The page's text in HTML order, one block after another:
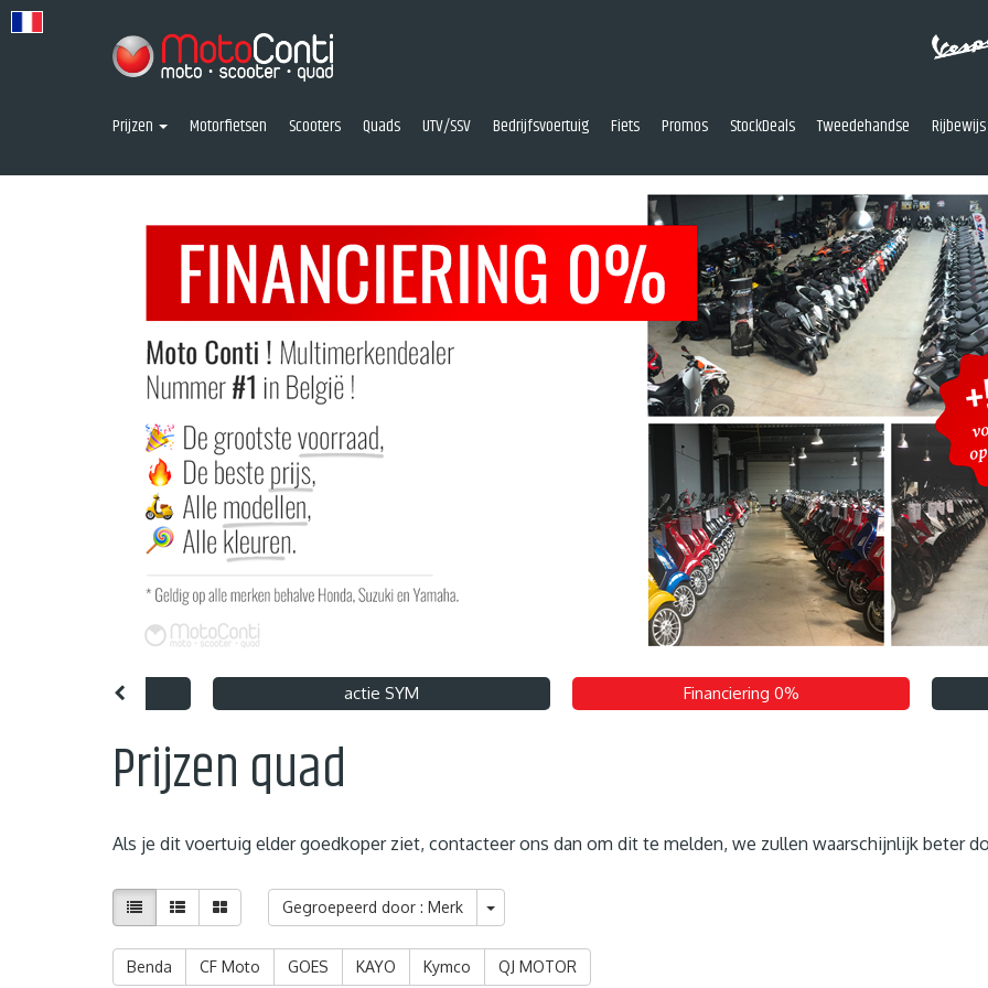
Prijzen Motorfietsen Scooters Quads UTV/SSV Bedrijfsvoertuig Fiets Promos StockDeals Tweedehandse Rijbewijs
125 X Art Hugo actie SYM Financiering 0%
Prijzen quad
Als je dit voertuig elder goedkoper ziet, contacteer ons dan om dit te melden, we zullen waarschijnlijk beter
Gegroepeerd door : Merk
Benda CF Moto GOES KAYO Kymco QJ MOTOR